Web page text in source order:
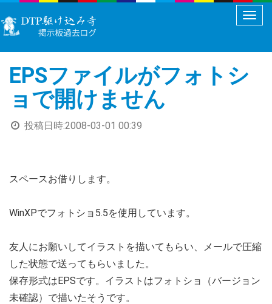
メ
ュ
EPSファイルがフォトシ
ョで開けません
投稿日時:2008-03-01 00:39
スペースお借りします。
WinXPでフォトショ5.5を使用しています。
友人にお願いしてイラストを描いてもらい、メールで圧縮
した状態で送ってもらいました。
保存形式はEPSです。イラストはフォトショ（バージョン
未確認）で描いたそうです。